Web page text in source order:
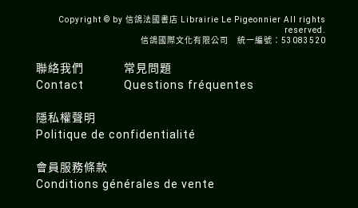
Copyright © by 信鴿法國書店 Librairie Le Pigeonnier All rights
reserved.
信鴿國際文化有限公司 統一編號：53083520
聯絡我們
Contact
常見問題
Questions fréquentes
隱私權聲明
Politique de confidentialité
會員服務條款
Conditions générales de vente